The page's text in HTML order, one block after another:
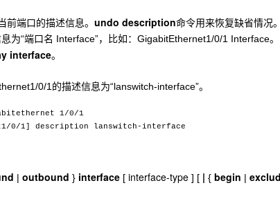
前端口的描述信息。 undo description命令用来恢复缺省情况。
为“端口名 Interface”，比如：GigabitEthernet1/0/1 Interface。
interface。
0/1的描述信息为“lanswitch-interface”。
1/0/1
0/1] description lanswitch-interface
| outbound } interface [ interface-type ] [ | { begin |